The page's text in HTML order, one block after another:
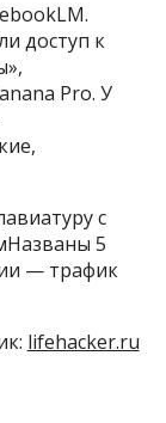
доступ к
Pro. У
с
5
— трафик
lifehacker.ru